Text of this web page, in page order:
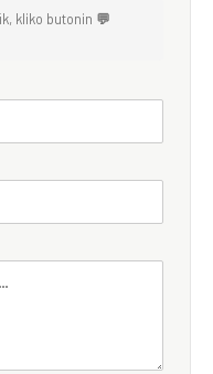
kliko butonin 💬